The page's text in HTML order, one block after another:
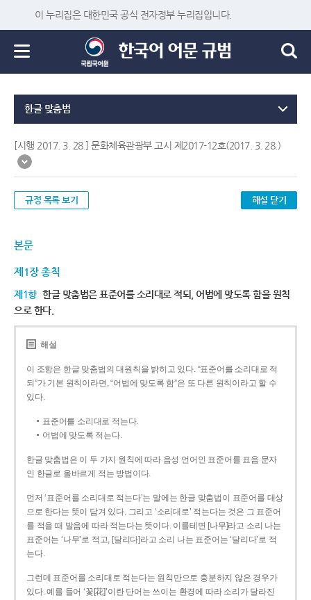
이 누리집은 대한민국 공식 전자정부 누리집입니다.
한글 맞춤법
[시행 2017. 3. 28.] 문화체육관광부 고시 제2017-12호(2017. 3. 28.)
규정 목록 보기 해설 닫기
본문
제1장 총칙
제1항 한글 맞춤법은 표준어를 소리대로 적되, 어법에 맞도록 함을 원칙
으로 한다.
해설
이 조항은 한글 맞춤법의 대원칙을 밝히고 있다. “표준어를 소리대로 적
되”가 기본 원칙이라면, “어법에 맞도록 함”은 또 다른 원칙이라고 할 수
있다.
표준어를 소리대로 적는다.
어법에 맞도록 적는다.
한글 맞춤법은 이 두 가지 원칙에 따라 음성 언어인 표준어를 표음 문자
인 한글로 올바르게 적는 방법이다.
먼저 ‘표준어를 소리대로 적는다’는 말에는 한글 맞춤법이 표준어를 대상
으로 한다는 뜻이 담겨 있다. 그리고 ‘소리대로’ 적는다는 것은 그 표준어
를 적을 때 발음에 따라 적는다는 뜻이다. 이를테면 [나무]라고 소리 나는
표준어는 ‘나무’로 적고, [달리다]라고 소리 나는 표준어는 ‘달리다’로 적
는다.
그런데 표준어를 소리대로 적는다는 원칙만으로 충분하지 않은 경우가
있다. 예를 들어 ‘꽃[花]’이란 단어는 쓰이는 환경에 따라 소리가 달라진